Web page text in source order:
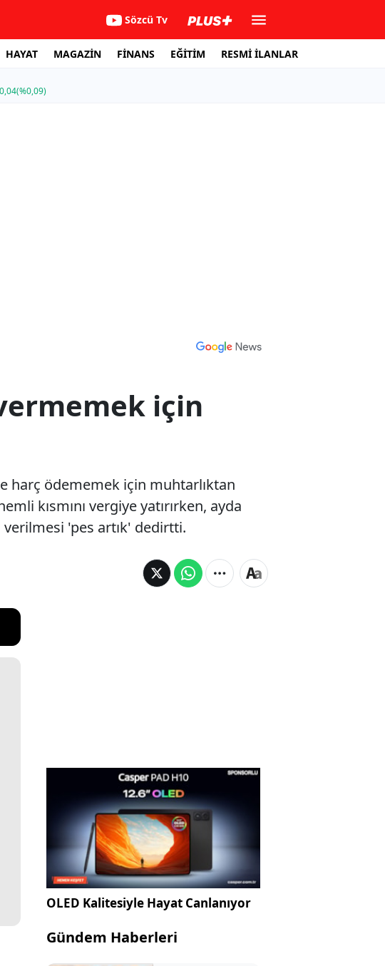
Sözcü Tv
HAYAT MAGAZİN FİNANS EĞİTİM RESMİ İLANLAR
0,04(%0,09)
için
harç ödememek için muhtarlıktan
kısmını vergiye yatırırken, ayda
'pes artık' dedirtti.
OLED Kalitesiyle Hayat Canlanıyor
Gündem Haberleri